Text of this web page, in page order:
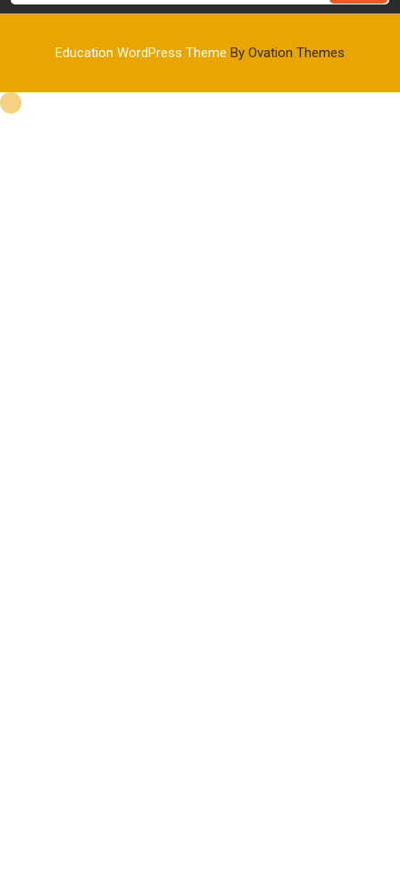
Education WordPress Theme By Ovation Themes